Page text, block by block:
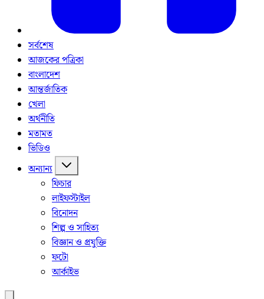
সর্বশেষ
আজকের পত্রিকা
বাংলাদেশ
আন্তর্জাতিক
খেলা
অর্থনীতি
মতামত
ভিডিও
অন্যান্য
ফিচার
লাইফস্টাইল
বিনোদন
শিল্প ও সাহিত্য
বিজ্ঞান ও প্রযুক্তি
ফটো
আর্কাইভ